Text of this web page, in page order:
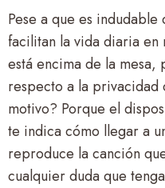
Pese a que es indudable
facilitan la vida diaria en
está encima de la mesa,
respecto a la privacidad
motivo? Porque el
te indica cómo llegar a
reproduce la canción
cualquier duda que